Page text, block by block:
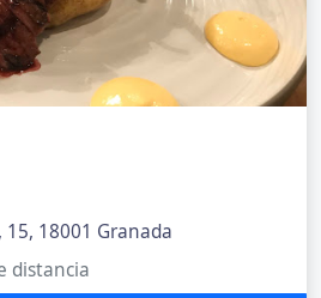
15, 18001 Granada
distancia